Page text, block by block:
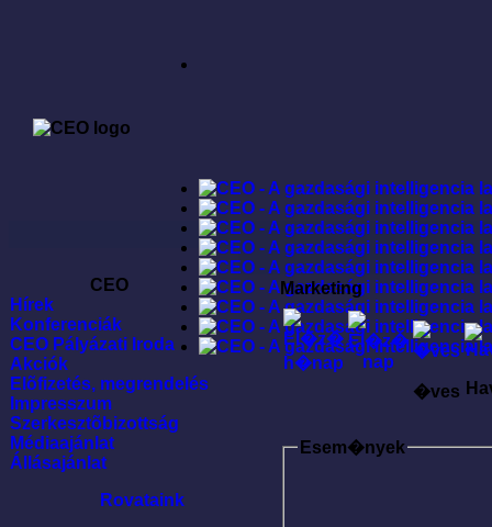
CEO
Hírek
Konferenciák
CEO Pályázati Iroda
Akciók
Elõfizetés, megrendelés
Impresszum
Szerkesztõbizottság
Médiaajánlat
Állásajánlat
Rovataink
Marketing
�ves
Esem�nyek